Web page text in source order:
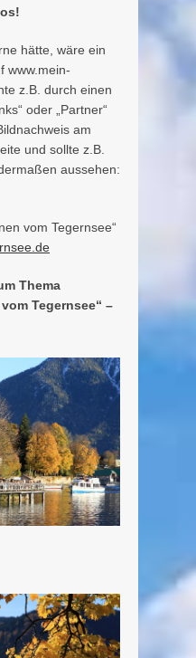
hätte, wäre ein
www.mein-
z.B. durch einen
oder „Partner“
am
und sollte z.B.
aussehen:
vom Tegernsee“
Thema
Tegernsee“ –